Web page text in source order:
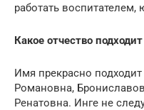
работать воспитателем,
Какое отчество
Имя прекрасно
Романовна,
Ренатовна. Инге не